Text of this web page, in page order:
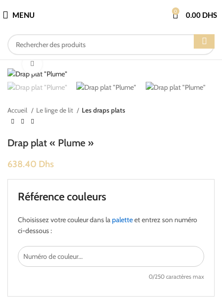
MENU 0 0.00 DHS
Accueil Le linge de lit Les draps plats
Drap plat « Plume »
638.40 Dhs
Référence couleurs
Choisissez votre couleur dans lapaletteet entrez son numéro
ci-dessous :
0/250 caractères max